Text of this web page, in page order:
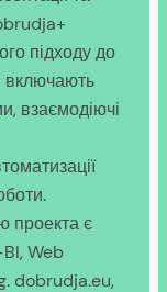
підходу до
включають
взаємодіючі
проекта є
Web
dobrudja.eu,